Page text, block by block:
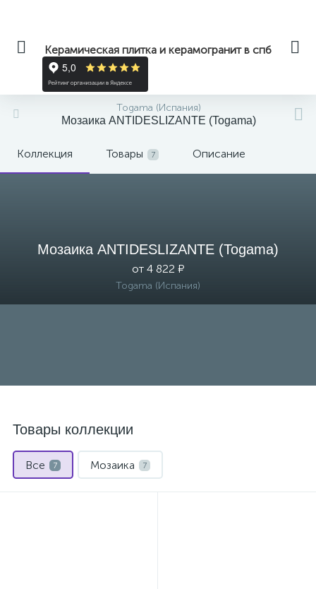
Керамическая плитка и керамогранит в спб
Togama (Испания)
Мозаика ANTIDESLIZANTE (Togama)
Коллекция Товары 7 Описание
Мозаика ANTIDESLIZANTE (Togama)
от 4 822 ₽
Togama (Испания)
Товары коллекции
Все 7 Мозаика 7